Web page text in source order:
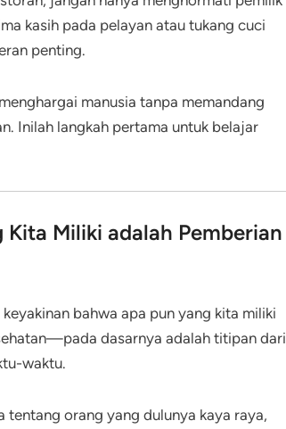
kasih pada pelayan atau tukang cuci
penting.
manusia tanpa memandang
Inilah langkah pertama untuk belajar
Miliki adalah Pemberian
bahwa apa pun yang kita miliki
dasarnya adalah titipan dari
waktu.
tentang orang yang dulunya kaya raya,